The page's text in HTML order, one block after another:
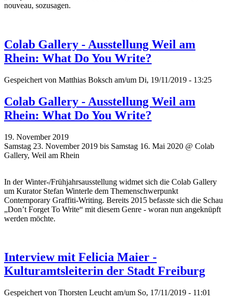
nouveau, sozusagen.
Colab Gallery - Ausstellung Weil am
Rhein: What Do You Write?
Gespeichert von Matthias Boksch am/um Di, 19/11/2019 - 13:25
Colab Gallery - Ausstellung Weil am
Rhein: What Do You Write?
19. November 2019
Samstag 23. November 2019 bis Samstag 16. Mai 2020 @ Colab
Gallery, Weil am Rhein
In der Winter-/Frühjahrsausstellung widmet sich die Colab Gallery
um Kurator Stefan Winterle dem Themenschwerpunkt
Contemporary Graffiti-Writing. Bereits 2015 befasste sich die Schau
„Don’t Forget To Write“ mit diesem Genre - woran nun angeknüpft
werden möchte.
Interview mit Felicia Maier -
Kulturamtsleiterin der Stadt Freiburg
Gespeichert von Thorsten Leucht am/um So, 17/11/2019 - 11:01